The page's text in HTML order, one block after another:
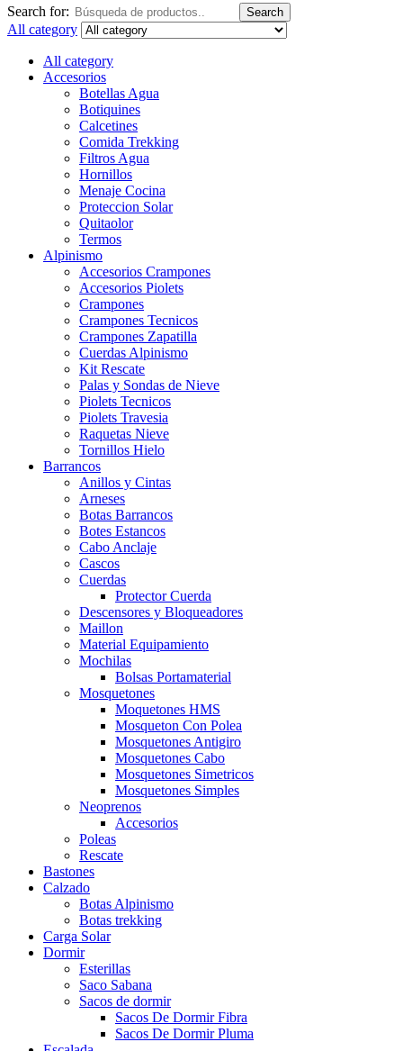
Search for: Search
All category
All category
Accesorios
Botellas Agua
Botiquines
Calcetines
Comida Trekking
Filtros Agua
Hornillos
Menaje Cocina
Proteccion Solar
Quitaolor
Termos
Alpinismo
Accesorios Crampones
Accesorios Piolets
Crampones
Crampones Tecnicos
Crampones Zapatilla
Cuerdas Alpinismo
Kit Rescate
Palas y Sondas de Nieve
Piolets Tecnicos
Piolets Travesia
Raquetas Nieve
Tornillos Hielo
Barrancos
Anillos y Cintas
Arneses
Botas Barrancos
Botes Estancos
Cabo Anclaje
Cascos
Cuerdas
Protector Cuerda
Descensores y Bloqueadores
Maillon
Material Equipamiento
Mochilas
Bolsas Portamaterial
Mosquetones
Moquetones HMS
Mosqueton Con Polea
Mosquetones Antigiro
Mosquetones Cabo
Mosquetones Simetricos
Mosquetones Simples
Neoprenos
Accesorios
Poleas
Rescate
Bastones
Calzado
Botas Alpinismo
Botas trekking
Carga Solar
Dormir
Esterillas
Saco Sabana
Sacos de dormir
Sacos De Dormir Fibra
Sacos De Dormir Pluma